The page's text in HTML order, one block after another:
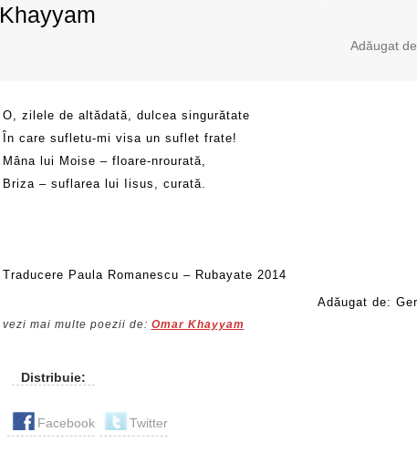
Khayyam
Adăugat
O, zilele de altădată, dulcea singurătate
În care sufletu-mi visa un suflet frate!
Mâna lui Moise – floare-nrourată,
Briza – suflarea lui Iisus, curată.
Traducere Paula Romanescu – Rubayate 2014
Adăugat de:
vezi mai multe poezii de: Omar Khayyam
Distribuie:
Facebook Twitter